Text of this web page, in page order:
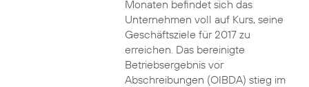
Monaten befindet sich das
Unternehmen voll auf Kurs, seine
Geschäftsziele für 2017 zu
erreichen. Das bereinigte
Betriebsergebnis vor
Abschreibungen (OIBDA) stieg im